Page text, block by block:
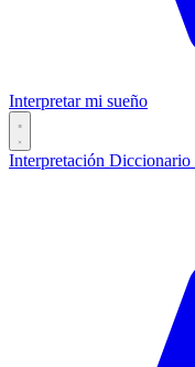
Interpretar mi sueño
Interpretación Diccionario